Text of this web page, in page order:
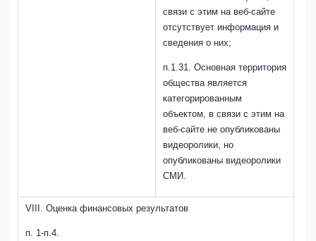
связи с этим на веб-сайте
отсутствует информация и
сведения о них;
п.1.31. Основная территория
общества является
категорированным
объектом, в связи с этим на
веб-сайте не опубликованы
видеоролики, но
опубликованы видеоролики
СМИ.
VIII. Оценка финансовых результатов
п. 1-п.4.